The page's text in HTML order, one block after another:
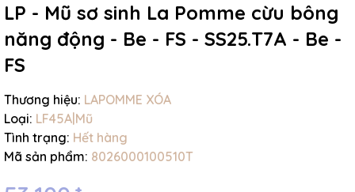
LP - Mũ sơ sinh La Pomme cừu bông
năng động - Be - FS - SS25.T7A - Be -
FS
Thương hiệu: LAPOMME XÓA
Loại: LF45A|Mũ
Tình trạng: Hết hàng
Mã sản phẩm: 8026000100510T